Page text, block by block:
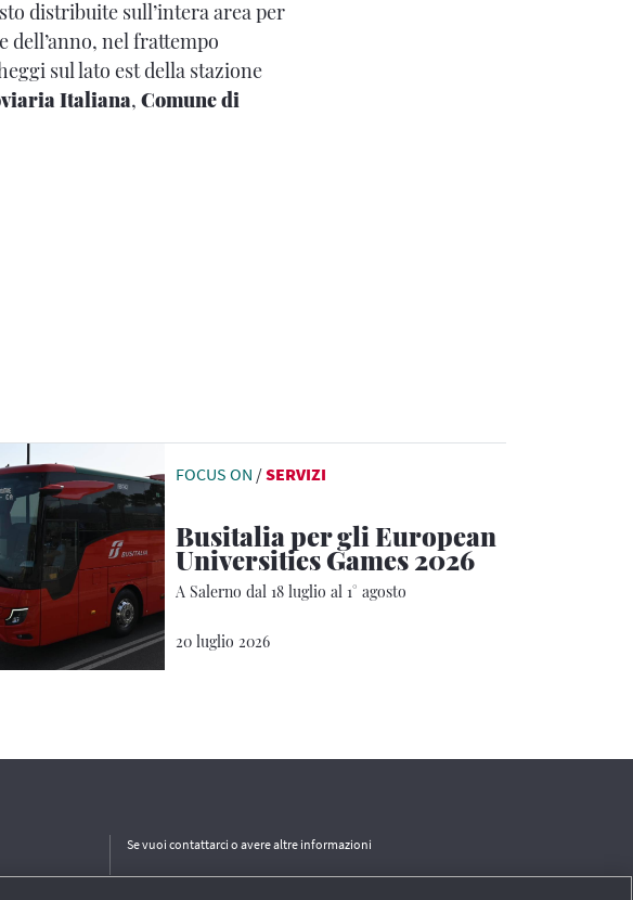
distribuite sull’intera area per
nel frattempo
sul lato est della stazione
Italiana, Comune di
FOCUS ON /SERVIZI
Busitalia per gli European
Universities Games 2026
A Salerno dal 18 luglio al 1° agosto
20 luglio 2026
Se vuoi contattarci o avere altre informazioni